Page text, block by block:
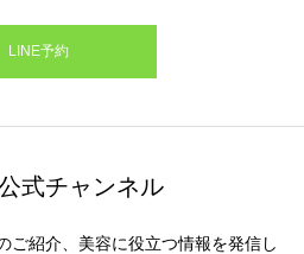
LINE予約
式チャンネル
ご紹介、美容に役立つ情報を発信し